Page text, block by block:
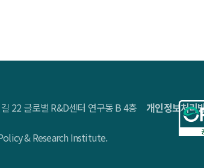
길 22 글로벌 R&D센터 연구동 B 4층개인정보처리
& Research Institute.